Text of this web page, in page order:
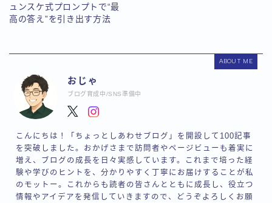
ュンスケ式プロンプトで“最
高の答え”を引き出す方法
ABOUT ME
おじゃ
ブログ育成中/SNS準備中
こんにちは！「ちょっとしあわせブログ」を開設して100記事
を突破しました。おかげさまで訪問者やページビューも着実に
増え、ブログの成長を日々実感しています。これまで培った経
験や学びのヒントを、分かりやすく丁寧にお届けすることが私
のモットー。これからも読者の皆さんとともに成長し、役立つ
情報やアイデアを発信していきますので、どうぞよろしくお願